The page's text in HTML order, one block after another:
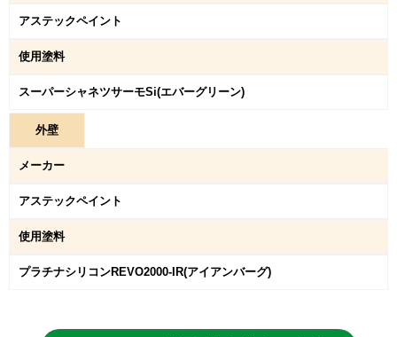
アステックペイント
使用塗料
スーパーシャネツサーモSi(エバーグリーン)
外壁
メーカー
アステックペイント
使用塗料
プラチナシリコンREVO2000-IR(アイアンバーグ)